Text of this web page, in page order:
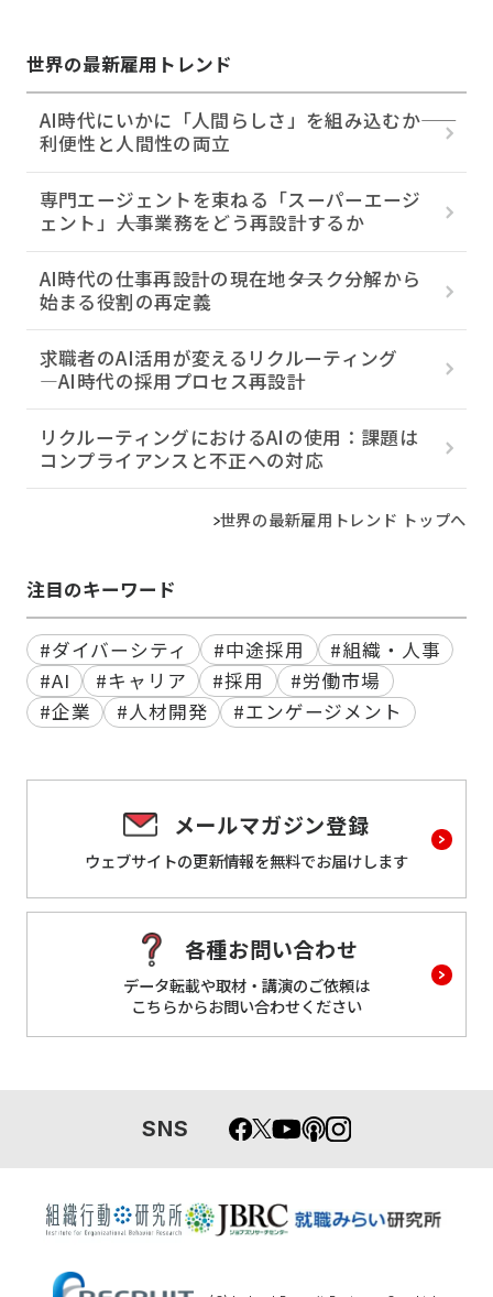
世界の最新雇用トレンド
AI時代にいかに「人間らしさ」を組み込むか――
利便性と人間性の両立
専門エージェントを束ねる「スーパーエージ
ェント」――人事業務をどう再設計するか
AI時代の仕事再設計の現在地――タスク分解から
始まる役割の再定義
求職者のAI活用が変えるリクルーティング
―AI時代の採用プロセス再設計
リクルーティングにおけるAIの使用：課題は
コンプライアンスと不正への対応
世界の最新雇用トレンド トップへ
注目のキーワード
#ダイバーシティ #中途採用
#組織・人事
#AI
#キャリア #採用
#労働市場
#企業
#人材開発 #エンゲージメント
メールマガジン登録
ウェブサイトの更新情報を無料でお届けします
各種お問い合わせ
データ転載や取材・講演のご依頼は
こちらからお問い合わせください
SNS